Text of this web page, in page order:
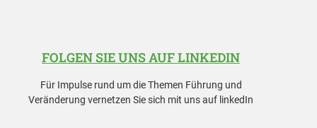
FOLGEN SIE UNS AUF LINKEDIN
Für Impulse rund um die Themen Führung und
Veränderung vernetzen Sie sich mit uns auf linkedIn